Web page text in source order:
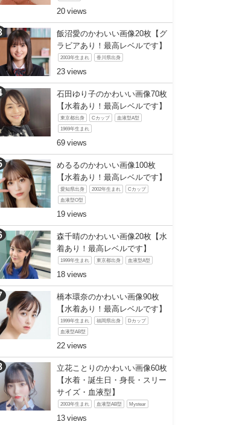
20
飯沼愛のかわいい画像20枚【グ
ラビアあり！最高レベルです】
2003年生まれ 香川県出身
23
石田ゆり子のかわいい画像70枚
【水着あり！最高レベルです】
東京都出身 Cカップ 血液型A型
1969年生まれ
69
めるるのかわいい画像100枚
【水着あり！最高レベルです】
愛知県出身 2002年生まれ Cカップ
血液型O型
19
森千晴のかわいい画像20枚【水
着あり！最高レベルです】
1999年生まれ 東京都出身 血液型A型
18
橋本環奈のかわいい画像90枚
【水着あり！最高レベルです】
1999年生まれ 福岡県出身 Dカップ
血液型AB型
22
立花ことりのかわいい画像60枚
【水着・誕生日・身長・スリー
サイズ・血液型】
2003年生まれ 血液型AB型 Mystear
13